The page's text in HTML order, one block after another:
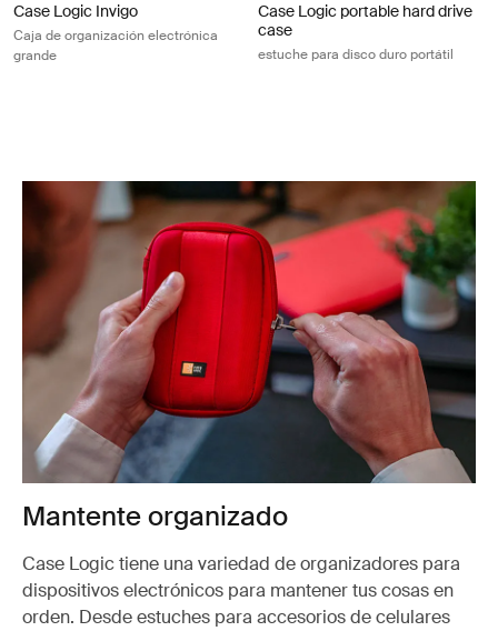
Case Logic Invigo
Caja de organización electrónica
grande
Case Logic portable hard drive
case
estuche para disco duro portátil
Mantente organizado
Case Logic tiene una variedad de organizadores para
dispositivos electrónicos para mantener tus cosas en
orden. Desde estuches para accesorios de celulares